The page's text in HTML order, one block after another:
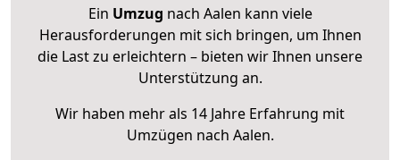
Ein Umzug nach Aalen kann viele
Herausforderungen mit sich bringen, um Ihnen
die Last zu erleichtern – bieten wir Ihnen unsere
Unterstützung an.
Wir haben mehr als 14 Jahre Erfahrung mit
Umzügen nach Aalen.